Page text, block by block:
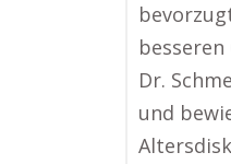
Dr.
und